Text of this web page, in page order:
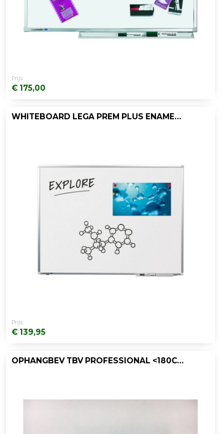
Prijs:
€ 175,00
WHITEBOARD LEGA PREM PLUS ENAMEL 90X120
Prijs:
€ 139,95
OPHANGBEV TBV PROFESSIONAL <180CM/SET 4